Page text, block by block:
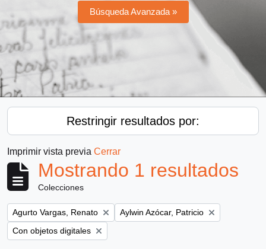
Búsqueda Avanzada »
Restringir resultados por:
Imprimir vista previa Cerrar
Mostrando 1 resultados
Colecciones
Remove filter:
Agurto Vargas, Renato Remove filter:
Aylwin Azócar, Patricio
Remove filter:
Con objetos digitales